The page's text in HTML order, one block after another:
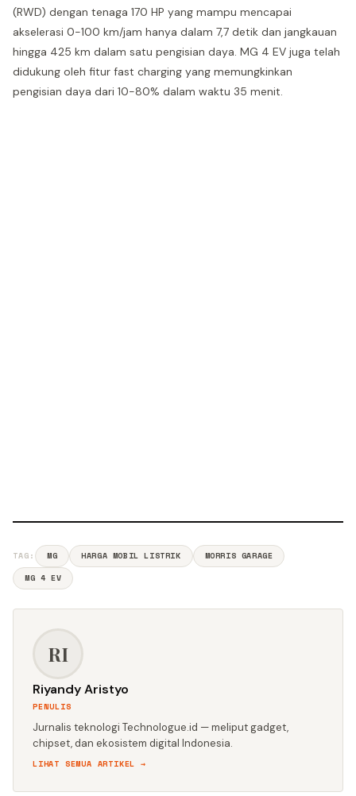
(RWD) dengan tenaga 170 HP yang mampu mencapai
akselerasi 0-100 km/jam hanya dalam 7,7 detik dan jangkauan
hingga 425 km dalam satu pengisian daya. MG 4 EV juga telah
didukung oleh fitur fast charging yang memungkinkan
pengisian daya dari 10-80% dalam waktu 35 menit.
TAG: MG HARGA MOBIL LISTRIK
MORRIS GARAGE
MG 4 EV
RI
Riyandy Aristyo
PENULIS
Jurnalis teknologi Technologue.id — meliput gadget,
chipset, dan ekosistem digital Indonesia.
LIHAT SEMUA ARTIKEL →